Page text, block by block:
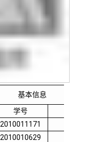
基本信息
学号
2010011171
2010010629